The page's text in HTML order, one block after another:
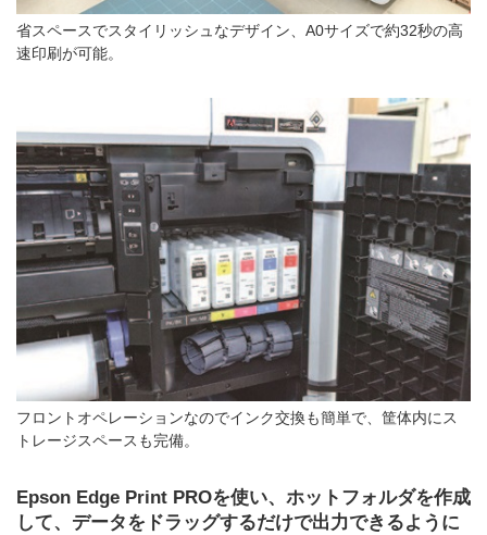
省スペースでスタイリッシュなデザイン、A0サイズで約32秒の高
速印刷が可能。
フロントオペレーションなのでインク交換も簡単で、筐体内にス
トレージスペースも完備。
Epson Edge Print PROを使い、ホットフォルダを作成
して、データをドラッグするだけで出力できるように